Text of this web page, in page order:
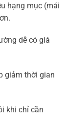
hạng mục (mái
dễ có giá
giảm thời gian
khi chỉ cần